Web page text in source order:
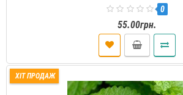
0
55.00грн.
ХІТ ПРОДАЖ